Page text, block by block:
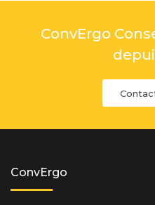
ConvErgo
ConvErgo